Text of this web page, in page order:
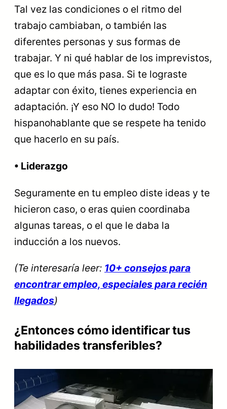
Tal vez las condiciones o el ritmo del
trabajo cambiaban, o también las
diferentes personas y sus formas de
trabajar. Y ni qué hablar de los imprevistos,
que es lo que más pasa. Si te lograste
adaptar con éxito, tienes experiencia en
adaptación. ¡Y eso NO lo dudo! Todo
hispanohablante que se respete ha tenido
que hacerlo en su país.
• Liderazgo
Seguramente en tu empleo diste ideas y te
hicieron caso, o eras quien coordinaba
algunas tareas, o el que le daba la
inducción a los nuevos.
(Te interesaría leer: 10+ consejos para
encontrar empleo, especiales para recién
llegados)
¿Entonces cómo identificar tus
habilidades transferibles?